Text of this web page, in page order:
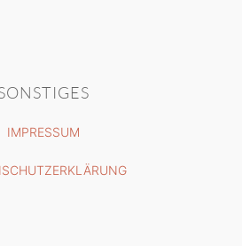
IMPRESSUM